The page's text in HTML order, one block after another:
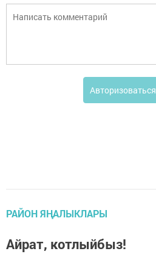
Авторизоваться
РАЙОН ЯҢАЛЫКЛАРЫ
Айрат, котлыйбыз!